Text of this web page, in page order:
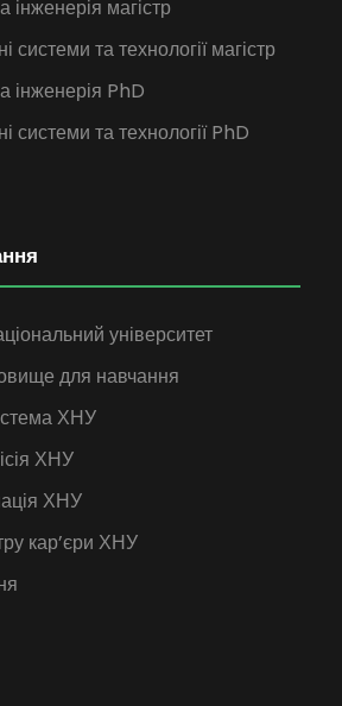
магістр
системи та технології магістр
інженерія PhD
системи та технології PhD
університет
для навчання
ХНУ
ХНУ
ХНУ
кар’єри ХНУ